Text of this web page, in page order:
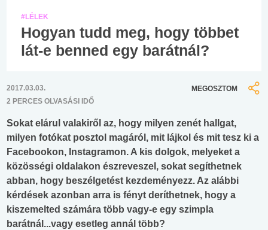
#LÉLEK
Hogyan tudd meg, hogy többet
lát-e benned egy barátnál?
2017.03.03.
2 PERCES OLVASÁSI IDŐ
MEGOSZTOM
Sokat elárul valakiről az, hogy milyen zenét hallgat,
milyen fotókat posztol magáról, mit lájkol és mit tesz ki a
Facebookon, Instagramon. A kis dolgok, melyeket a
közösségi oldalakon észreveszel, sokat segíthetnek
abban, hogy beszélgetést kezdeményezz. Az alábbi
kérdések azonban arra is fényt deríthetnek, hogy a
kiszemelted számára több vagy-e egy szimpla
barátnál...vagy esetleg annál több?